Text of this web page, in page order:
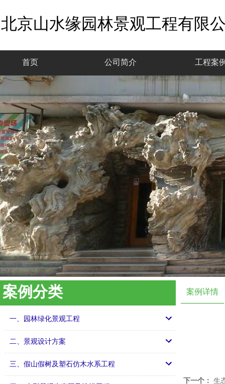
北京山水缘园林景观工程有限
首页 公司简介 工程案
案例分类
一、园林绿化景观工程
二、景观设计方案
三、假山假树及塑石仿木水系工程
案例详情
下一个： 生